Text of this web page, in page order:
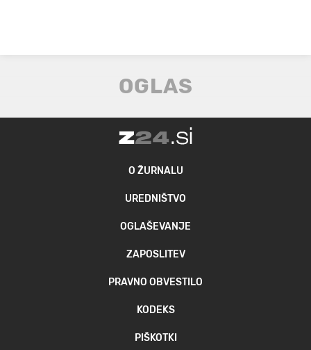
O ŽURNALU
UREDNIŠTVO
OGLAŠEVANJE
ZAPOSLITEV
PRAVNO OBVESTILO
KODEKS
PIŠKOTKI